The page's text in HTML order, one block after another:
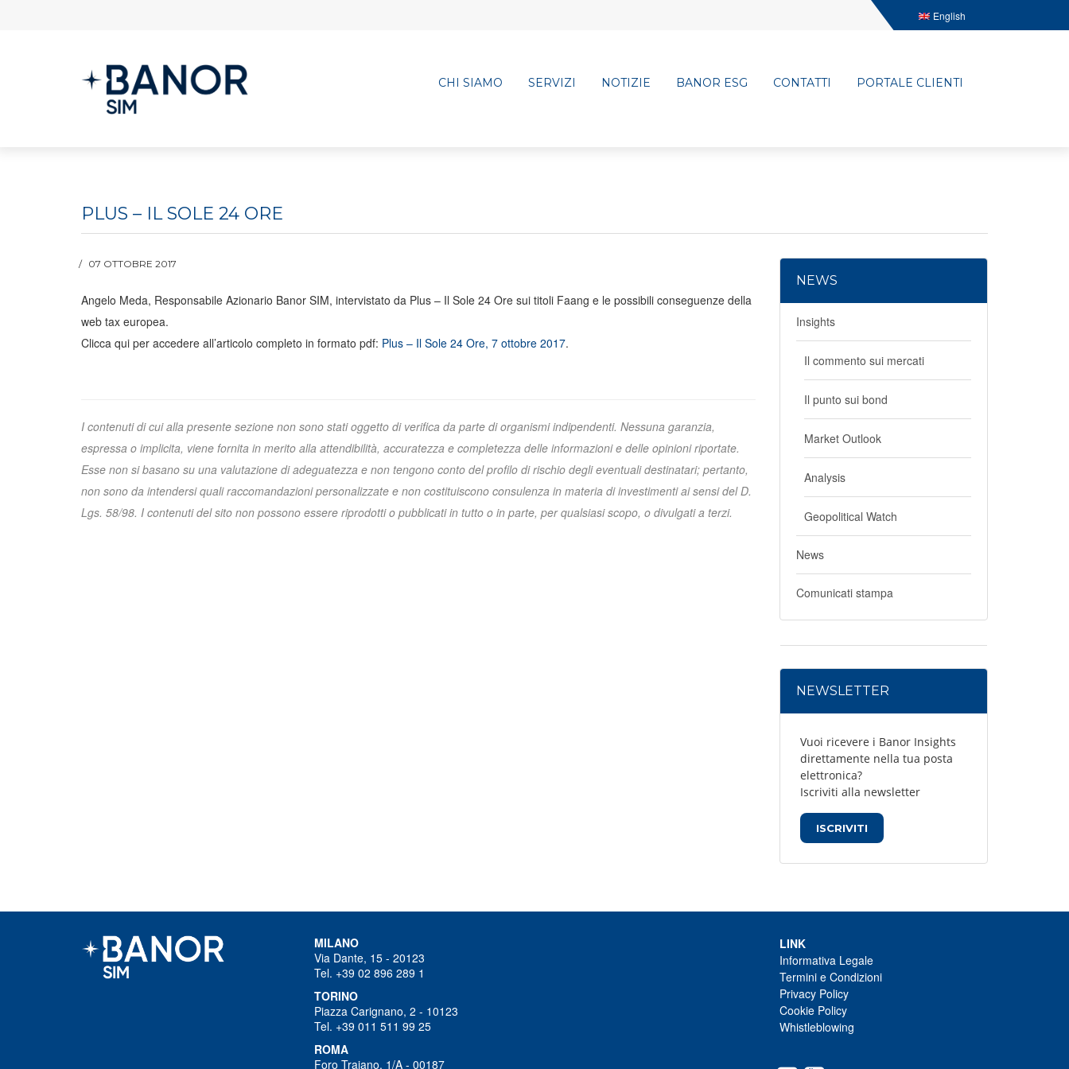
English
CHI SIAMO SERVIZI NOTIZIE BANOR ESG CONTATTI PORTALE CLIENTI
PLUS – IL SOLE 24 ORE
07 OTTOBRE 2017
Angelo Meda, Responsabile Azionario Banor SIM, intervistato da Plus – Il Sole 24 Ore sui titoli Faang e le possibili conseguenze della
web tax europea.
Clicca qui per accedere all’articolo completo in formato pdf: Plus – Il Sole 24 Ore, 7 ottobre 2017.
I contenuti di cui alla presente sezione non sono stati oggetto di verifica da parte di organismi indipendenti. Nessuna garanzia,
espressa o implicita, viene fornita in merito alla attendibilità, accuratezza e completezza delle informazioni e delle opinioni riportate.
Esse non si basano su una valutazione di adeguatezza e non tengono conto del profilo di rischio degli eventuali destinatari; pertanto,
non sono da intendersi quali raccomandazioni personalizzate e non costituiscono consulenza in materia di investimenti ai sensi del D.
Lgs. 58/98. I contenuti del sito non possono essere riprodotti o pubblicati in tutto o in parte, per qualsiasi scopo, o divulgati a terzi.
NEWS
Insights
Il commento sui mercati
Il punto sui bond
Market Outlook
Analysis
Geopolitical Watch
News
Comunicati stampa
NEWSLETTER
Vuoi ricevere i Banor Insights
direttamente nella tua posta
elettronica?
Iscriviti alla newsletter
ISCRIVITI
MILANO
Via Dante, 15 - 20123
Tel. +39 02 896 289 1
TORINO
Piazza Carignano, 2 - 10123
Tel. +39 011 511 99 25
ROMA
Foro Traiano, 1/A - 00187
LINK
Informativa Legale
Termini e Condizioni
Privacy Policy
Cookie Policy
Whistleblowing